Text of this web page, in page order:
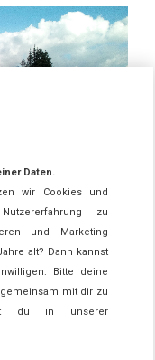
Daten.
wir Cookies und
zu
und Marketing
alt? Dann kannst
Bitte deine
mit dir zu
du in unserer